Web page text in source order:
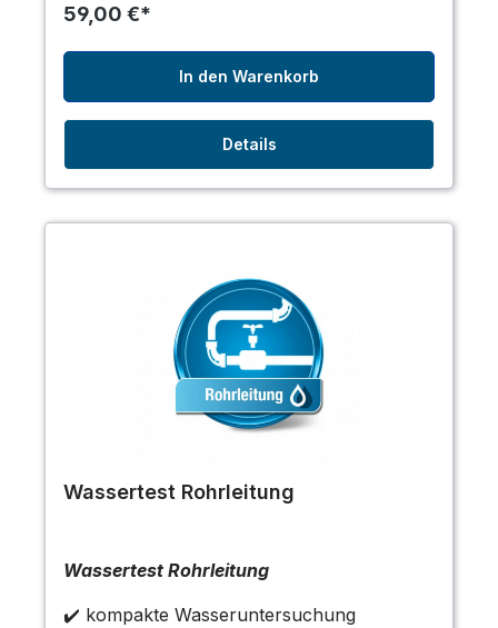
59,00 €*
In den Warenkorb
Details
Wassertest Rohrleitung
Wassertest Rohrleitung
✔️ kompakte Wasseruntersuchung